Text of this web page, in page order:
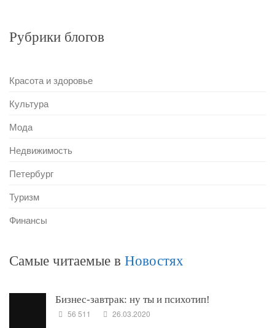
Рубрики блогов
Красота и здоровье
Культура
Мода
Недвижимость
Петербург
Туризм
Финансы
Самые читаемые в Новостях
Бизнес-завтрак: ну ты и психотип!
56 511 26.03.2020